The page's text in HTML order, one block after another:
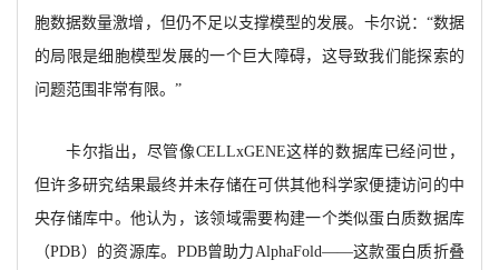
胞数据数量激增，但仍不足以支撑模型的发展。卡尔说：“数据
的局限是细胞模型发展的一个巨大障碍，这导致我们能探索的
问题范围非常有限。”
卡尔指出，尽管像CELLxGENE这样的数据库已经问世，
但许多研究结果最终并未存储在可供其他科学家便捷访问的中
央存储库中。他认为，该领域需要构建一个类似蛋白质数据库
（PDB）的资源库。PDB曾助力AlphaFold——这款蛋白质折叠